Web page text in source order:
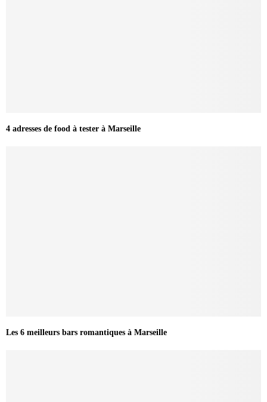
4 adresses de food à tester à Marseille
Les 6 meilleurs bars romantiques à Marseille